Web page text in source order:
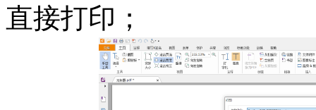
直接打印；